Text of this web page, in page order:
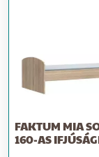
FAKTUM MIA
160-AS